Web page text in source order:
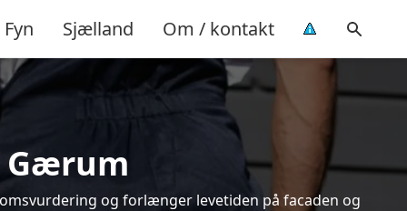
Fyn Sjælland Om / kontakt
Gærum
og forlænger levetiden på facaden og